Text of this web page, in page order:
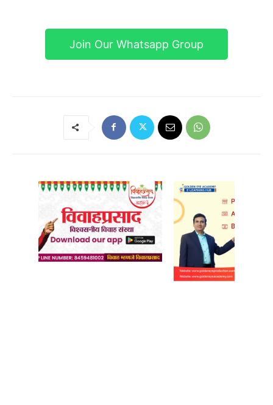
Join Our Whatsapp Group